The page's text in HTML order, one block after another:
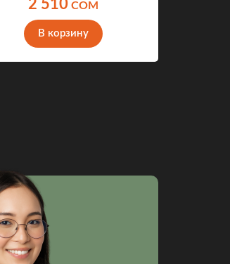
2 510 COM
В корзину